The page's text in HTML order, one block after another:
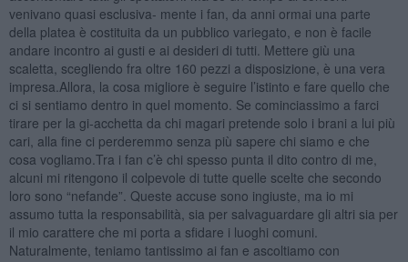
venivano quasi esclusiva- mente i fan, da anni ormai una parte
della platea è costituita da un pubblico variegato, e non è facile
andare incontro ai gusti e ai desideri di tutti. Mettere giù una
scaletta, scegliendo fra oltre 160 pezzi a disposizione, è una vera
impresa.Allora, la cosa migliore è seguire l’istinto e fare quello che
ci si sentiamo dentro in quel momento. Se cominciassimo a farci
tirare per la gi-acchetta da chi magari pretende solo i brani a lui più
cari, alla fine ci perderemmo senza più sapere chi siamo e che
cosa vogliamo.Tra i fan c’è chi spesso punta il dito contro di me,
alcuni mi ritengono il colpevole di tutte quelle scelte che secondo
loro sono “nefande”. Queste accuse sono ingiuste, ma io mi
assumo tutta la responsabilità, sia per salvaguardare gli altri sia per
il mio carattere che mi porta a sfidare i luoghi comuni.
Naturalmente, teniamo tantissimo ai fan e ascoltiamo con